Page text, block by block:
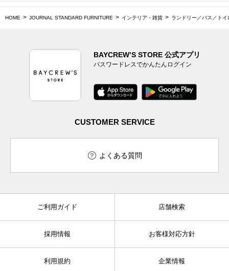
HOME JOURNAL STANDARD FURNITURE インテリア・雑貨 ランドリー／バス／トイ
BAYCREW’S STORE 公式アプリ
パスワードレスでかんたんログイン
CUSTOMER SERVICE
よくある質問
ご利用ガイド 店舗検索
採用情報 お客様対応方針
利用規約 企業情報